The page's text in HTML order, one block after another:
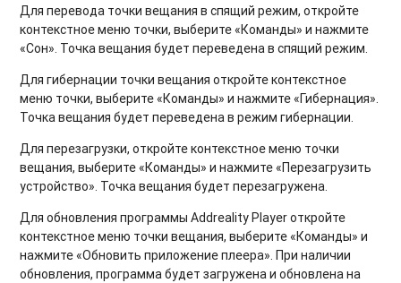
Дляперевода точки вещания в спящий режим, откройте
контекстное меню точки, выберите «Команды» и нажмите
«Сон». Точка вещания будет переведена в спящий режим.
Длягибернации точки вещания откройте контекстное
меню точки, выберите «Команды» и нажмите «Гибернация».
Точка вещания будет переведена в режим гибернации.
Дляперезагрузки, откройте контекстное меню точки
вещания, выберите «Команды» и нажмите «Перезагрузить
устройство». Точка вещания будет перезагружена.
Дляобновления программы Addreality Playerоткройте
контекстное меню точки вещания, выберите «Команды» и
нажмите «Обновить приложение плеера». При наличии
обновления, программа будет загружена и обновлена на